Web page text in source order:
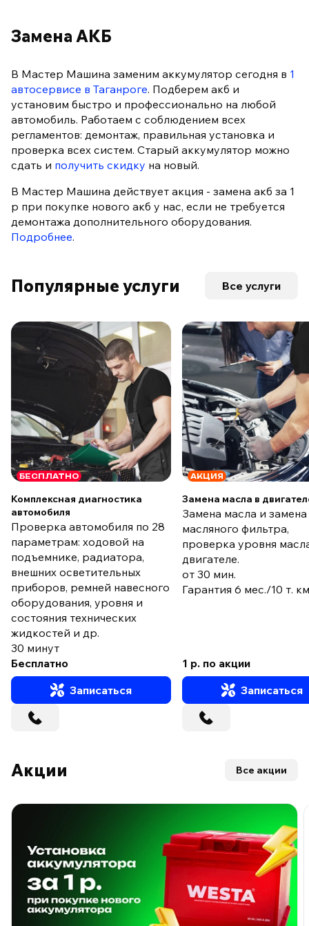
Замена АКБ
В Мастер Машина заменим аккумулятор сегодня в 1
автосервисе в Таганроге. Подберем акб и
установим быстро и профессионально на любой
автомобиль. Работаем с соблюдением всех
регламентов: демонтаж, правильная установка и
проверка всех систем. Старый аккумулятор можно
сдать и получить скидку на новый.
В Мастер Машина действует акция - замена акб за 1
р при покупке нового акб у нас, если не требуется
демонтажа дополнительного оборудования.
Подробнее.
Популярные услуги Все услуги
БЕСПЛАТНО
Комплексная диагностика
автомобиля
Проверка автомобиля по 28
параметрам: ходовой на
подъемнике, радиатора,
внешних осветительных
приборов, ремней навесного
оборудования, уровня и
состояния технических
жидкостей и др.
30 минут
Бесплатно
Записаться
АКЦИЯ
Замена масла в
Замена масла и замена
масляного фильтра,
проверка уровня
двигателе.
от 30 мин.
Гарантия 6 мес./10 т.
1 р. по акции
Записаться
Акции Все акции